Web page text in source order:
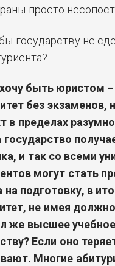
просто
государству не
быть юристом
без экзаменов,
в пределах
государство
и так со всеми
могут стать
на подготовку, в
не имея
же высшее
Если оно
Многие